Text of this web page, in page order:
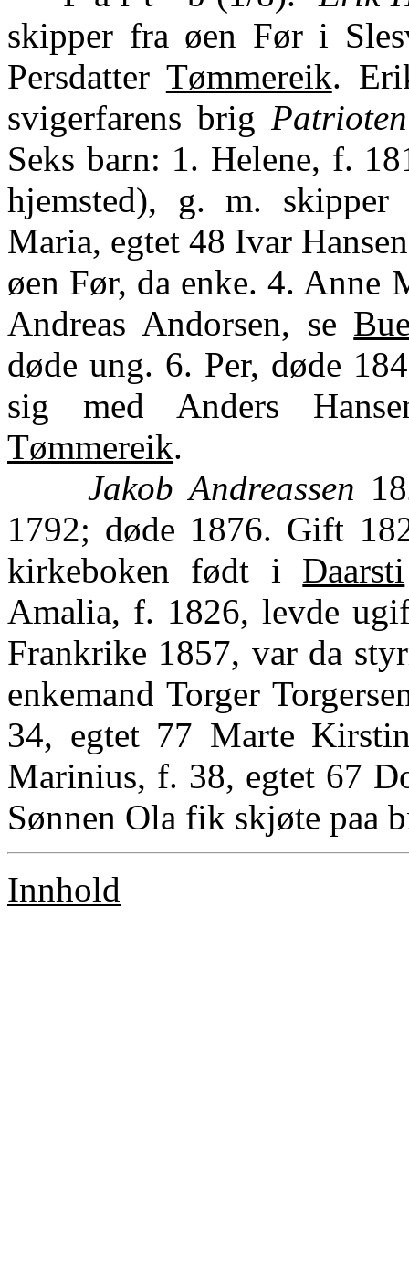
skipper fra øen Før i
Persdatter Tømmereik.
svigerfarens brig Patrioten
Seks barn: 1. Helene, f.
hjemsted), g. m.
Maria, egtet 48 Ivar
øen Før, da enke. 4.
Andreas Andorsen, se
døde ung. 6. Per, døde
sig med Anders
Tømmereik.
Jakob Andreassen
1792; døde 1876. Gift
kirkeboken født i Daarsti
Amalia, f. 1826, levde
Frankrike 1857, var da
enkemand Torger
34, egtet 77 Marte
Marinius, f. 38, egtet 67
Sønnen Ola fik skjøte paa
Innhold